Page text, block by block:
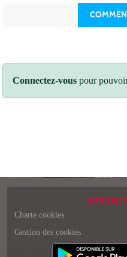
Connectez-vous pour
Charte cookies
Gestion des cookies